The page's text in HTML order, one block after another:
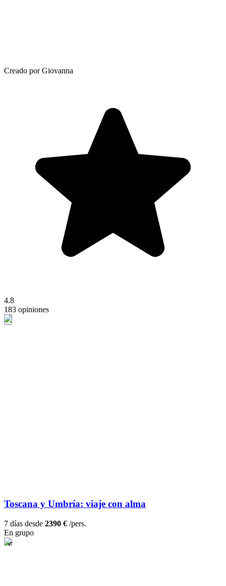
Creado por Giovanna
4.8
183 opiniones
Toscana y Umbría: viaje con alma
7 días desde 2390 € /pers.
En grupo